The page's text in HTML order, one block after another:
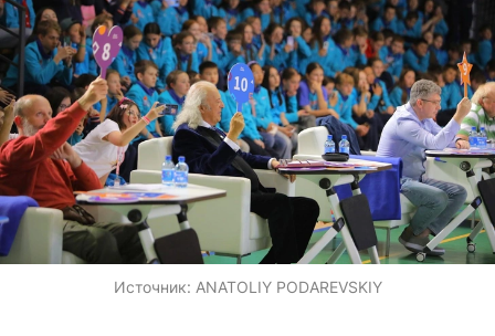
Источник: ANATOLIY PODAREVSKIY